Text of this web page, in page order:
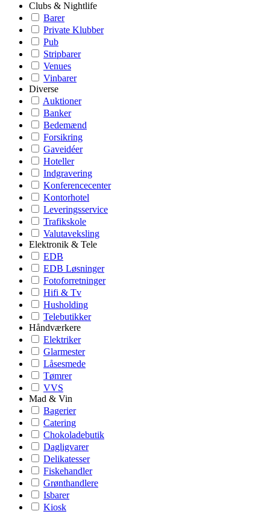
Clubs & Nightlife
Barer
Private Klubber
Pub
Stripbarer
Venues
Vinbarer
Diverse
Auktioner
Banker
Bedemænd
Forsikring
Gaveidéer
Hoteller
Indgravering
Konferencecenter
Kontorhotel
Leveringsservice
Trafikskole
Valutaveksling
Elektronik & Tele
EDB
EDB Løsninger
Fotoforretninger
Hifi & Tv
Husholding
Telebutikker
Håndværkere
Elektriker
Glarmester
Låsesmede
Tømrer
VVS
Mad & Vin
Bagerier
Catering
Chokoladebutik
Dagligvarer
Delikatesser
Fiskehandler
Grønthandlere
Isbarer
Kiosk